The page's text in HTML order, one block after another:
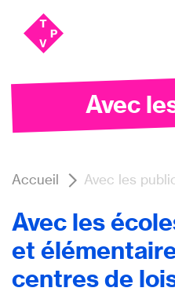
Aller
au
menu
Aller au
contenu
Avec
Accueil Avec les
Avec les
et
centres de